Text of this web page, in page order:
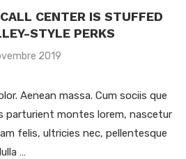
CENTER IS STUFFED
STYLE PERKS
2019
Aenean massa. Cum sociis que
parturient montes lorem, nascetur
felis, ultricies nec, pellentesque
…